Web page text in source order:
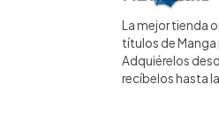
La mejor tienda
títulos de Manga
Adquiérelos
recíbelos hasta